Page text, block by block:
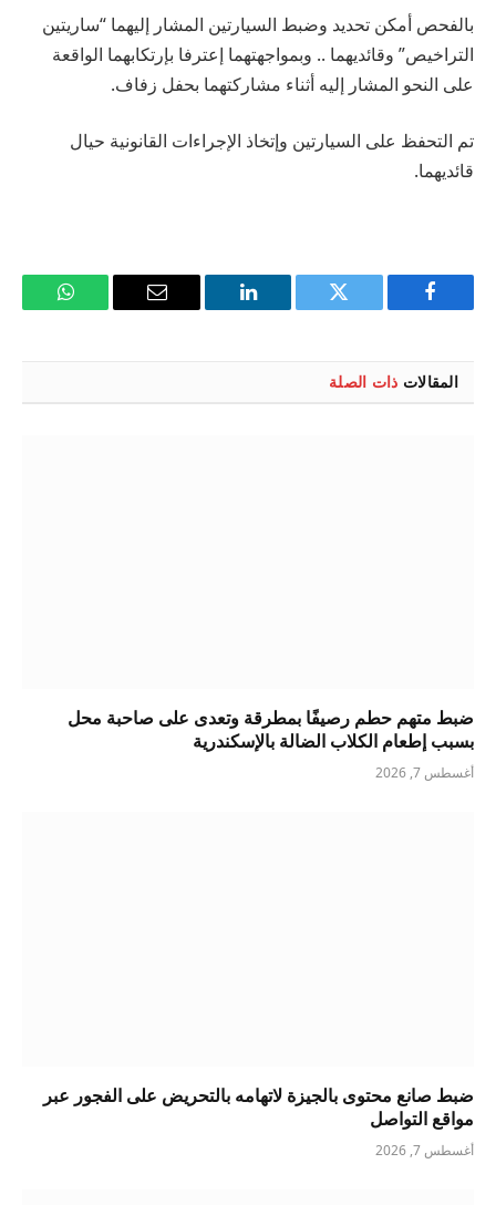
بالفحص أمكن تحديد وضبط السيارتين المشار إليهما “ساريتين
التراخيص” وقائديهما .. وبمواجهتهما إعترفا بإرتكابهما الواقعة
على النحو المشار إليه أثناء مشاركتهما بحفل زفاف.
تم التحفظ على السيارتين وإتخاذ الإجراءات القانونية حيال
قائديهما.
فيسبوك تويتر لينكدإن
البريد
واتساب
المقالات ذات الصلة
ضبط متهم حطم رصيفًا بمطرقة وتعدى على صاحبة محل
بسبب إطعام الكلاب الضالة بالإسكندرية
أغسطس 7, 2026
ضبط صانع محتوى بالجيزة لاتهامه بالتحريض على الفجور عبر
مواقع التواصل
أغسطس 7, 2026